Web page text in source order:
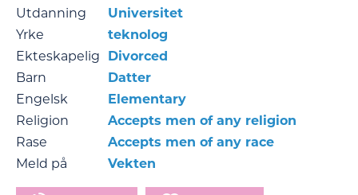
Utdanning
Universitet
Yrke
teknolog
Ekteskapelig
Divorced
Barn
Datter
Engelsk
Elementary
Religion
Accepts men of any religion
Rase
Accepts men of any race
Meld på
Vekten